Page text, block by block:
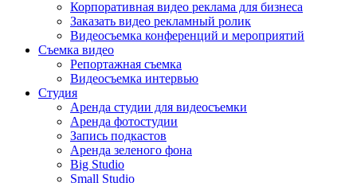
Корпоративная видео реклама для бизнеса
Заказать видео рекламный ролик
Видеосъемка конференций и мероприятий
Съемка видео
Репортажная съемка
Видеосъемка интервью
Студия
Аренда студии для видеосъемки
Аренда фотостудии
Запись подкастов
Аренда зеленого фона
Big Studio
Small Studio